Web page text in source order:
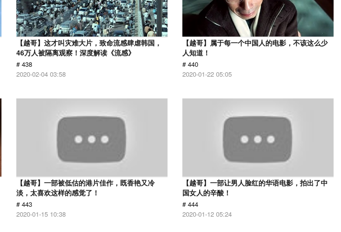
【越哥】这才叫灾难大片，致命流感肆虐韩国，
46万人被隔离观察！深度解读《流感》
# 438
2020-02-04 03:58
【越哥】属于每一个中国人的电影，不该这么少
人知道！
# 440
2020-01-22 05:05
【越哥】一部被低估的港片佳作，既香艳又冷
淡，太喜欢这样的感觉了！
# 443
2020-01-15 10:38
【越哥】一部让男人脸红的华语电影，拍出了中
国女人的辛酸！
# 444
2020-01-12 05:24